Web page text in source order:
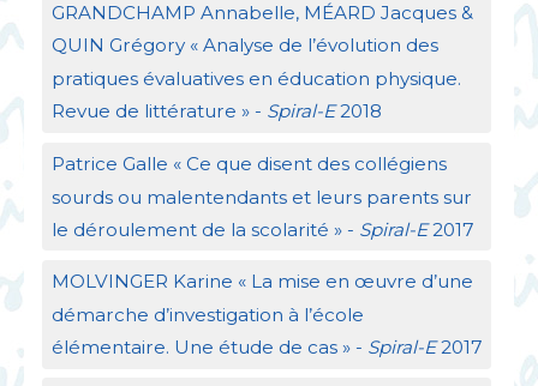
GRANDCHAMP Annabelle, MÉARD Jacques &
QUIN Grégory « Analyse de l’évolution des
pratiques évaluatives en éducation physique.
Revue de littérature » - Spiral-E2018
Patrice Galle « Ce que disent des collégiens
sourds ou malentendants et leurs parents sur
le déroulement de la scolarité » - Spiral-E2017
MOLVINGER Karine « La mise en œuvre d’une
démarche d’investigation à l’école
élémentaire. Une étude de cas » - Spiral-E2017